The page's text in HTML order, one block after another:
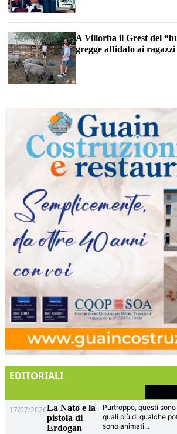
A Villorba il Grest del
gregge affidato ai
EDITORIALI
17/07/2026La Nato e la
pistola di
Erdogan
Purtroppo, questi
quali più di qualche
sono animati...